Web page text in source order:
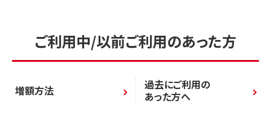
ご利用中/以前ご利用のあった方
増額方法
過去にご利用の
あった方へ